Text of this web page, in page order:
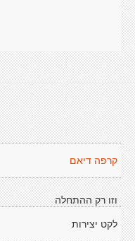
קרפה דיאם
וזו רק ההתחלה
לקט יצירות